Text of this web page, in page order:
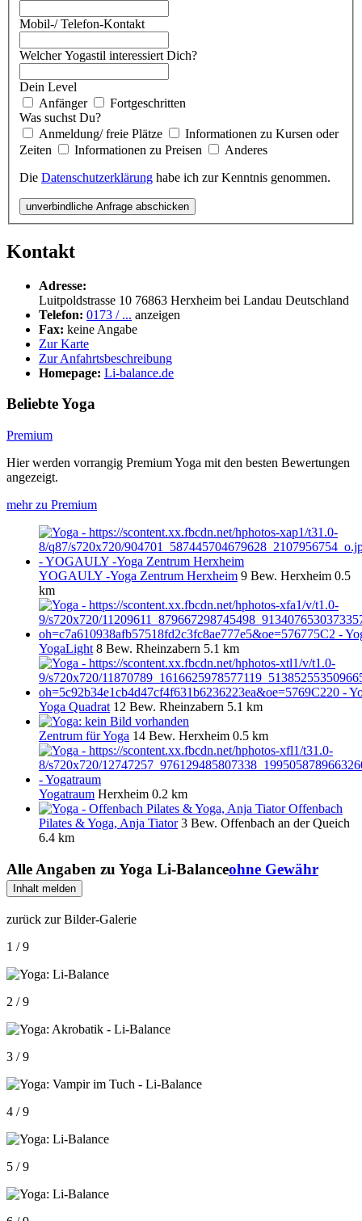
Mobil-/ Telefon-Kontakt
Welcher Yogastil interessiert Dich?
Dein Level
Anfänger
Fortgeschritten
Was suchst Du?
Anmeldung/ freie Plätze
Informationen zu Kursen oder
Zeiten
Informationen zu Preisen
Anderes
Die Datenschutzerklärung habe ich zur Kenntnis genommen.
unverbindliche Anfrage abschicken
Kontakt
Adresse:
Luitpoldstrasse 10 76863 Herxheim bei Landau Deutschland
Telefon: 0173 / ... anzeigen
Fax: keine Angabe
Zur Karte
Zur Anfahrtsbeschreibung
Homepage: Li-balance.de
Beliebte Yoga
Premium
Hier werden vorrangig Premium Yoga mit den besten Bewertungen
angezeigt.
mehr zu Premium
YOGAULY -Yoga Zentrum Herxheim 9 Bew. Herxheim 0.5
km
YogaLight 8 Bew. Rheinzabern 5.1 km
Yoga Quadrat 12 Bew. Rheinzabern 5.1 km
Zentrum für Yoga 14 Bew. Herxheim 0.5 km
Yogatraum Herxheim 0.2 km
Offenbach
Pilates & Yoga, Anja Tiator 3 Bew. Offenbach an der Queich
6.4 km
Alle Angaben zu Yoga Li-Balanceohne Gewähr
Inhalt melden
zurück zur Bilder-Galerie
1 / 9
2 / 9
3 / 9
4 / 9
5 / 9